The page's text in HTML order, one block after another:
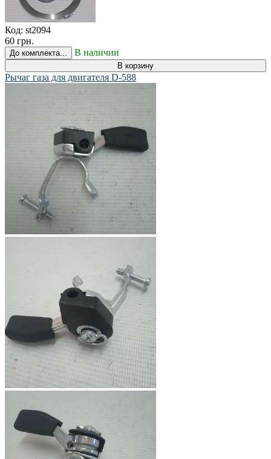
Код: st2094
60 грн.
До комплекта... В наличии
В корзину
Рычаг газа для двигателя D-588